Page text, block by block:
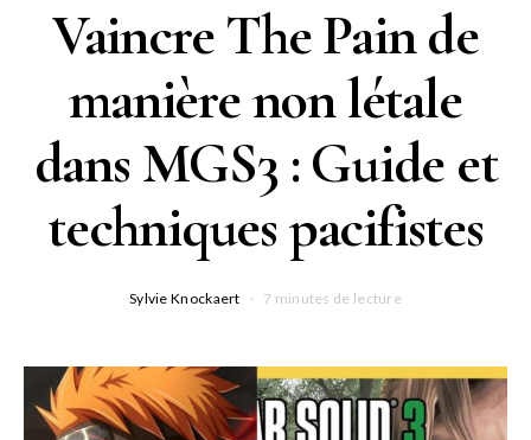
Vaincre The Pain de
manière non létale
dans MGS3 : Guide et
techniques pacifistes
Sylvie Knockaert 7 minutes de lecture